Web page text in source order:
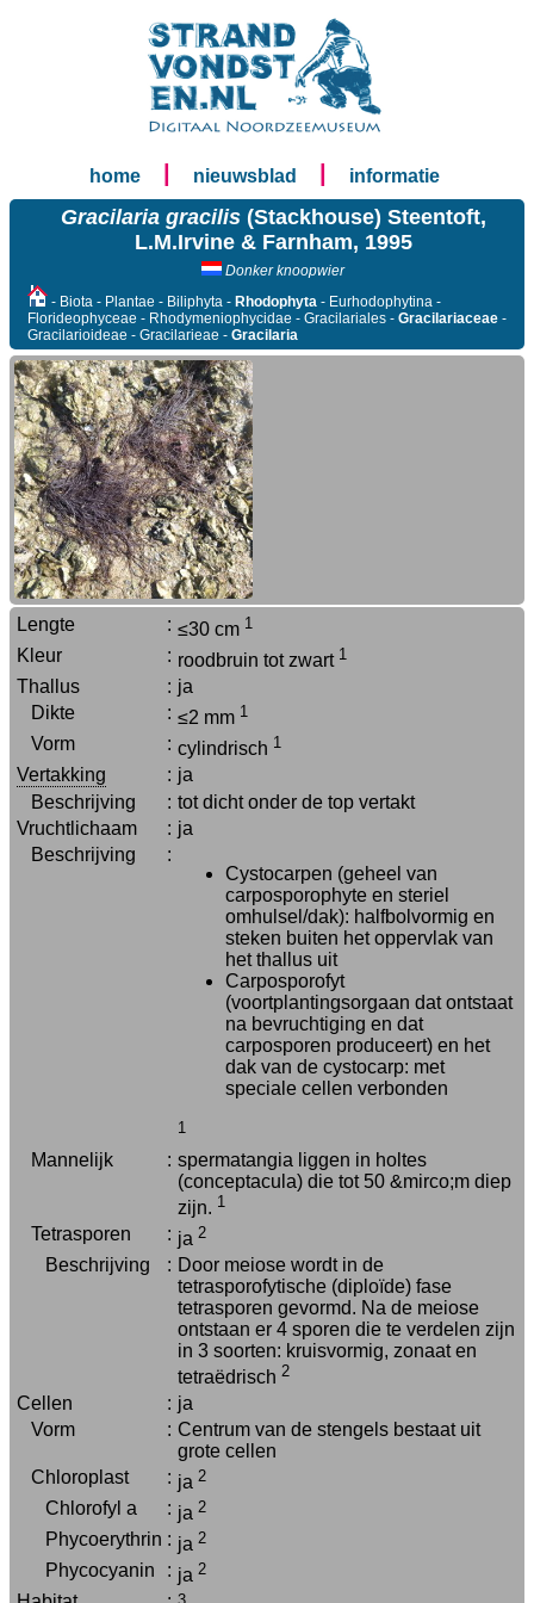
home nieuwsblad informatie
Gracilaria gracilis(Stackhouse) Steentoft,
L.M.Irvine & Farnham, 1995
Donker knoopwier
- Biota - Plantae - Biliphyta - Rhodophyta - Eurhodophytina -
Florideophyceae - Rhodymeniophycidae - Gracilariales - Gracilariaceae -
Gracilarioideae - Gracilarieae - Gracilaria
Lengte : ≤30 cm 1
Kleur : roodbruin tot zwart 1
Thallus : ja
Dikte
: ≤2 mm 1
Vorm : cylindrisch 1
Vertakking : ja
Beschrijving
: tot dicht onder de top vertakt
Vruchtlichaam
: ja
Beschrijving
:
Cystocarpen (geheel van
carposporophyte en steriel
omhulsel/dak): halfbolvormig en
steken buiten het oppervlak van
het thallus uit
Carposporofyt
(voortplantingsorgaan dat ontstaat
na bevruchtiging en dat
carposporen produceert) en het
dak van de cystocarp: met
speciale cellen verbonden
1
Mannelijk : spermatangia liggen in holtes
(conceptacula) die tot 50 &mirco;m diep
zijn. 1
Tetrasporen : ja 2
Beschrijving : Door meiose wordt in de
tetrasporofytische (diploïde) fase
tetrasporen gevormd. Na de meiose
ontstaan er 4 sporen die te verdelen zijn
in 3 soorten: kruisvormig, zonaat en
tetraëdrisch 2
Cellen : ja
Vorm
: Centrum van de stengels bestaat uit
grote cellen
Chloroplast
: ja 2
Chlorofyl a : ja 2
Phycoerythrin : ja 2
Phycocyanin : ja 2